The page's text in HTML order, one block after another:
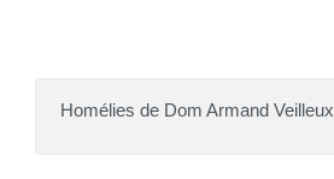
Homélies de Dom Armand Veilleux